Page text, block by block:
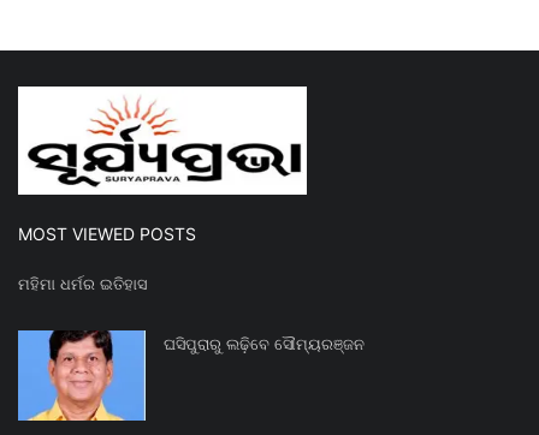
MOST VIEWED POSTS
ମହିମା ଧର୍ମର ଇତିହାସ
ଘସିପୁରାରୁ ଲଢ଼ିବେ ସୌମ୍ୟରଞ୍ଜନ